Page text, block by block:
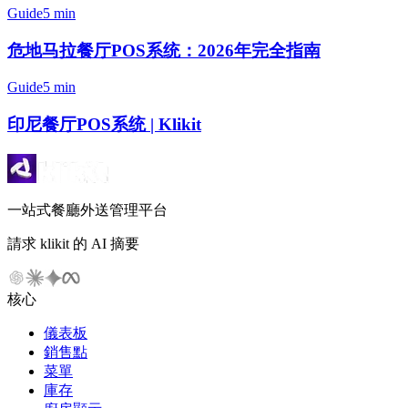
Guide5 min
危地马拉餐厅POS系统：2026年完全指南
Guide5 min
印尼餐厅POS系统 | Klikit
一站式餐廳外送管理平台
請求 klikit 的 AI 摘要
核心
儀表板
銷售點
菜單
庫存